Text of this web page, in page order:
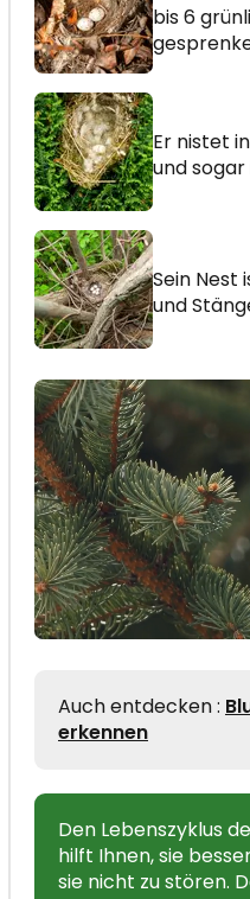
bis 6
Er nistet in
und sogar
Sein Nest
und
Auch entdecken :
erkennen
Den Lebenszyklus
hilft Ihnen, sie
sie nicht zu stören.